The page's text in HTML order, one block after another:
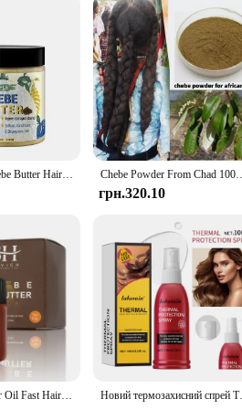
100% Natural Chebe Butter Hair Mask Promote Growth Essence Oil Moisturize Repair Care Treatment Regrowth Anti Hair Loss Powder Chebe Powder From Chad 100% Natural Hair Regrowth,
грн.320.10
Sevich Chebe Hair Oil Fast Hair Growth Hiar Moisturizes And Protects Natural Hair With Strong Root Loss Treatment Новий термозахисний